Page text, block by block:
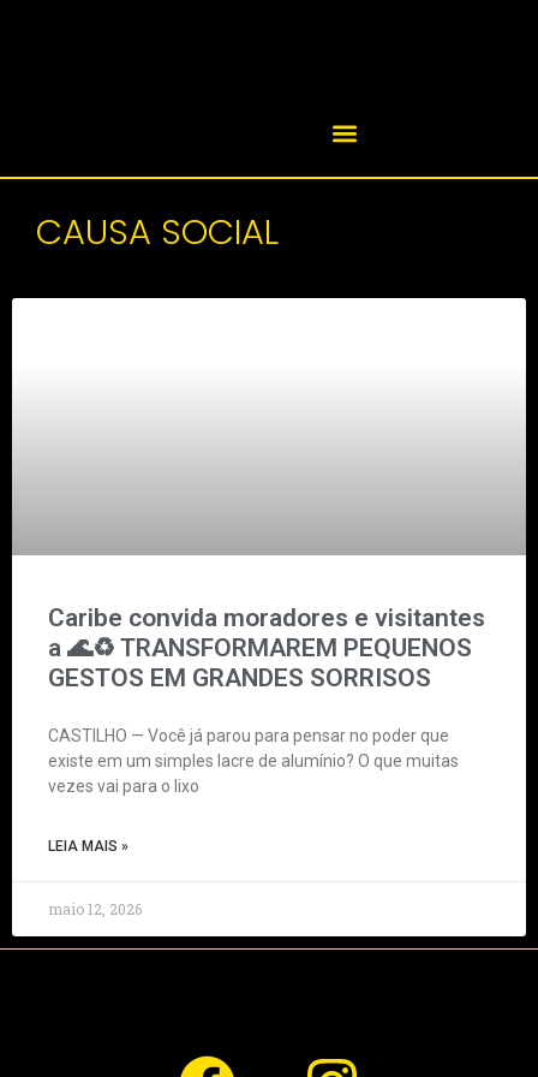
CAUSA SOCIAL
Caribe convida moradores e visitantes
a 🌊♻️ TRANSFORMAREM PEQUENOS
GESTOS EM GRANDES SORRISOS
CASTILHO — Você já parou para pensar no poder que
existe em um simples lacre de alumínio? O que muitas
vezes vai para o lixo
LEIA MAIS »
maio 12, 2026